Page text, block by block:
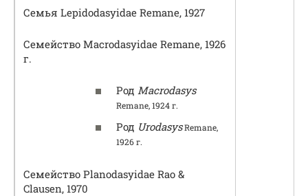
Семья Lepidodasyidae Remane, 1927
Семейство Macrodasyidae Remane, 1926
г.
Род Macrodasys
Remane, 1924 г.
Род UrodasysRemane,
1926 г.
Семейство Planodasyidae Rao &
Clausen, 1970